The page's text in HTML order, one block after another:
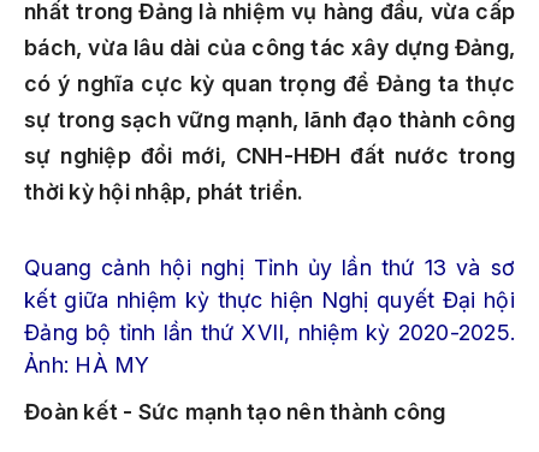
nhất trong Đảng là nhiệm vụ hàng đầu, vừa cấp
bách, vừa lâu dài của công tác xây dựng Đảng,
có ý nghĩa cực kỳ quan trọng để Đảng ta thực
sự trong sạch vững mạnh, lãnh đạo thành công
sự nghiệp đổi mới, CNH-HĐH đất nước trong
thời kỳ hội nhập, phát triển.
Quang cảnh hội nghị Tỉnh ủy lần thứ 13 và sơ
kết giữa nhiệm kỳ thực hiện Nghị quyết Đại hội
Đảng bộ tỉnh lần thứ XVII, nhiệm kỳ 2020-2025.
Ảnh: HÀ MY
Đoàn kết - Sức mạnh tạo nên thành công